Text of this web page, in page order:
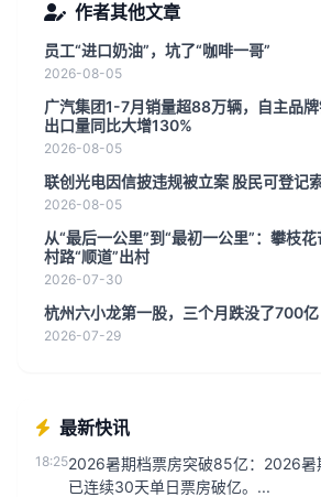
作者其他文章
员工“进口奶油”，坑了“咖啡一哥”
2026-08-05
广汽集团1-7月销量超88万辆，自主品牌
出口量同比大增130%
2026-08-05
联创光电因信披违规被立案 股民可登记
2026-08-05
从“最后一公里”到“最初一公里”：攀枝
村路“顺道”出村
2026-07-30
杭州六小龙第一股，三个月跌没了700亿
2026-07-29
最新快讯
18:252026暑期档票房突破85亿：2026暑
已连续30天单日票房破亿。...